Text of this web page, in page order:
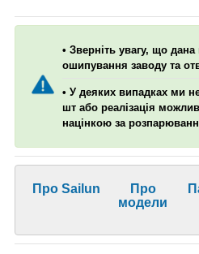
• Зверніть увагу, що
ошипування заводу та
• У деяких випадках ми
шт або реалізація
націнкою за
Про Sailun
Про
модели